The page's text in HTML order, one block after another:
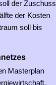
der Zuschuss
der Kosten
soll bis
Masterplan